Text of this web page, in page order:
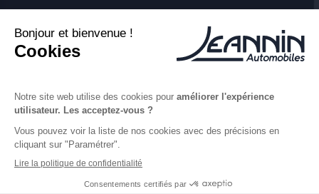
Acheter Vendre Entretenir Louer
Actualités
Contact
Offres d'emploi